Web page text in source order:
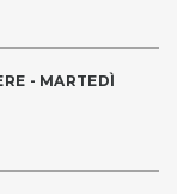
- MARTEDÌ